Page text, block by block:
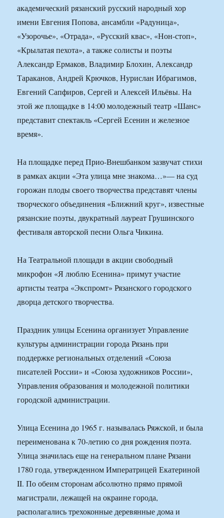
академический рязанский русский народный хор
имени Евгения Попова, ансамбли «Радуница»,
«Узорочье», «Отрада», «Русский квас», «Нон-стоп»,
«Крылатая пехота», а также солисты и поэты
Александр Ермаков, Владимир Блохин, Александр
Тараканов, Андрей Крючков, Нурислан Ибрагимов,
Евгений Сапфиров, Сергей и Алексей Ильёвы. На
этой же площадке в 14:00 молодежный театр «Шанс»
представит спектакль «Сергей Есенин и железное
время».
На площадке перед Прио-Внешбанком зазвучат стихи
в рамках акции «Эта улица мне знакома…»— на суд
горожан плоды своего творчества представят члены
творческого объединения «Ближний круг», известные
рязанские поэты, двукратный лауреат Грушинского
фестиваля авторской песни Ольга Чикина.
На Театральной площади в акции свободный
микрофон «Я люблю Есенина» примут участие
артисты театра «Экспромт» Рязанского городского
дворца детского творчества.
Праздник улицы Есенина организует Управление
культуры администрации города Рязань при
поддержке региональных отделений «Союза
писателей России» и «Союза художников России»,
Управления образования и молодежной политики
городской администрации.
Улица Есенина до 1965 г. называлась Ряжской, и была
переименована к 70-летию со дня рождения поэта.
Улица значилась еще на генеральном плане Рязани
1780 года, утвержденном Императрицей Екатериной
II. По обеим сторонам абсолютно прямо прямой
магистрали, лежащей на окраине города,
располагались трехоконные деревянные дома и